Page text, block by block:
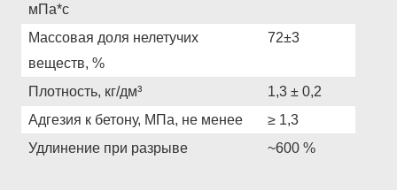
мПа*с
Массовая доля нелетучих
веществ, %
72±3
Плотность, кг/дм³
1,3 ± 0,2
Адгезия к бетону, МПа, не менее
≥ 1,3
Удлинение при разрыве
~600 %